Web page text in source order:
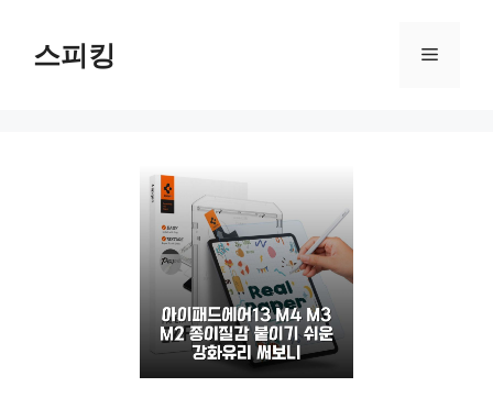
스피킹 메